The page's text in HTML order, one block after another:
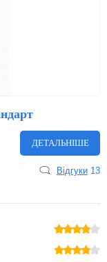
ДЕТАЛЬНІШЕ
Відгуки 13